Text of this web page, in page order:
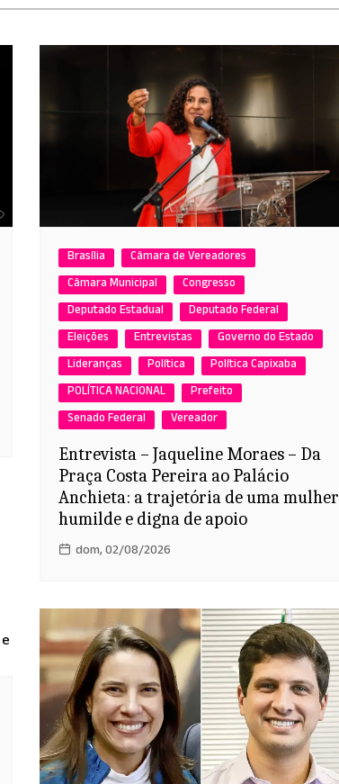
Brasília
Câmara de Vereadores
Câmara Municipal
Congresso
Deputado Estadual
Deputado Federal
Eleições
Entrevistas
Governo do Estado
Lideranças
Política
Política Capixaba
POLÍTICA NACIONAL
Prefeito
Senado Federal
Vereador
Entrevista – Jaqueline Moraes – Da
Praça Costa Pereira ao Palácio
Anchieta: a trajetória de uma mulher
humilde e digna de apoio
dom, 02/08/2026